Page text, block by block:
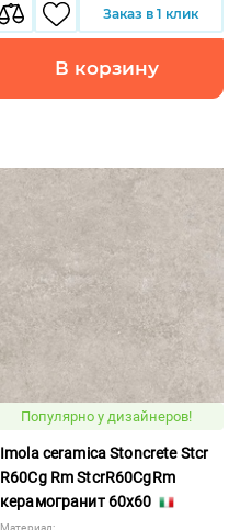
Заказ в 1 клик
В корзину
Популярно у дизайнеров!
Imola ceramica Stoncrete Stcr
R60Cg Rm StcrR60CgRm
керамогранит 60x60
Материал: